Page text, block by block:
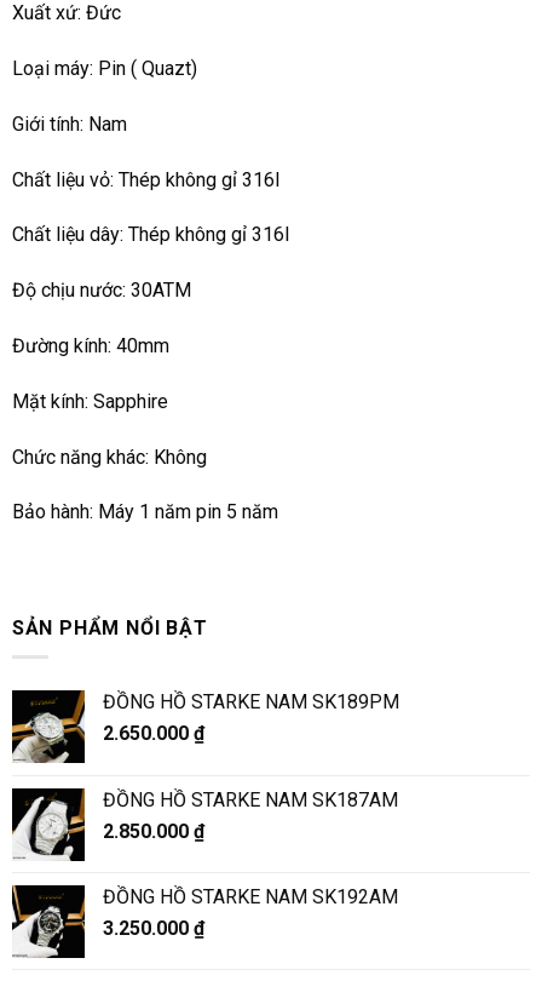
Xuất xứ: Đức
Loại máy: Pin ( Quazt)
Giới tính: Nam
Chất liệu vỏ: Thép không gỉ 316l
Chất liệu dây: Thép không gỉ 316l
Độ chịu nước: 30ATM
Đường kính: 40mm
Mặt kính: Sapphire
Chức năng khác: Không
Bảo hành: Máy 1 năm pin 5 năm
SẢN PHẨM NỔI BẬT
ĐỒNG HỒ STARKE NAM SK189PM
2.650.000 ₫
ĐỒNG HỒ STARKE NAM SK187AM
2.850.000 ₫
ĐỒNG HỒ STARKE NAM SK192AM
3.250.000 ₫